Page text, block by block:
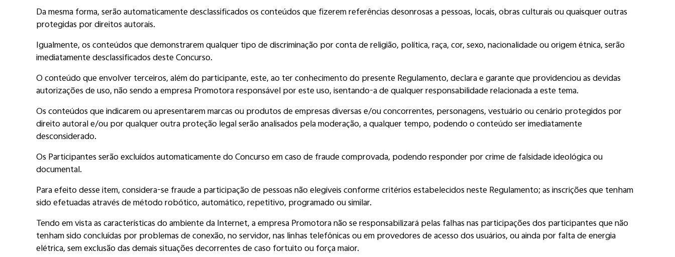
Da mesma forma, serão automaticamente desclassificados os conteúdos que fizerem referências desonrosas a pessoas, locais, obras culturais ou quaisquer outras
protegidas por direitos autorais.
Igualmente, os conteúdos que demonstrarem qualquer tipo de discriminação por conta de religião, política, raça, cor, sexo, nacionalidade ou origem étnica, serão
imediatamente desclassificados deste Concurso.
O conteúdo que envolver terceiros, além do participante, este, ao ter conhecimento do presente Regulamento, declara e garante que providenciou as devidas
autorizações de uso, não sendo a empresa Promotora responsável por este uso, isentando-a de qualquer responsabilidade relacionada a este tema.
Os conteúdos que indicarem ou apresentarem marcas ou produtos de empresas diversas e/ou concorrentes, personagens, vestuário ou cenário protegidos por
direito autoral e/ou por qualquer outra proteção legal serão analisados pela moderação, a qualquer tempo, podendo o conteúdo ser imediatamente
desconsiderado.
Os Participantes serão excluídos automaticamente do Concurso em caso de fraude comprovada, podendo responder por crime de falsidade ideológica ou
documental.
Para efeito desse item, considera-se fraude a participação de pessoas não elegíveis conforme critérios estabelecidos neste Regulamento; as inscrições que tenham
sido efetuadas através de método robótico, automático, repetitivo, programado ou similar.
Tendo em vista as características do ambiente da Internet, a empresa Promotora não se responsabilizará pelas falhas nas participações dos participantes que não
tenham sido concluídas por problemas de conexão, no servidor, nas linhas telefônicas ou em provedores de acesso dos usuários, ou ainda por falta de energia
elétrica, sem exclusão das demais situações decorrentes de caso fortuito ou força maior.